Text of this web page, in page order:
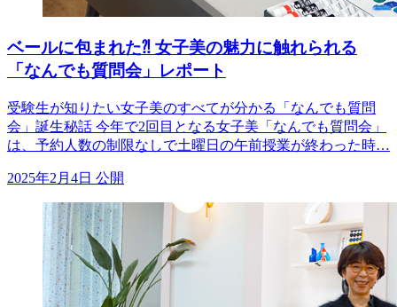
ベールに包まれた⁈ 女子美の魅力に触れられる
「なんでも質問会」レポート
受験生が知りたい女子美のすべてが分かる「なんでも質問
会」誕生秘話 今年で2回目となる女子美「なんでも質問会」
は、予約人数の制限なしで土曜日の午前授業が終わった時…
2025年2月4日 公開